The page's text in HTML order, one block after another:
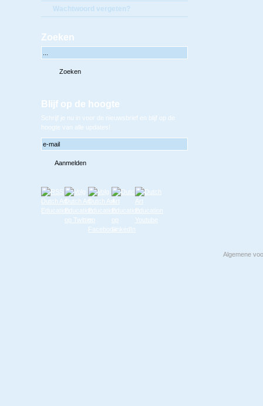
Wachtwoord vergeten?
Zoeken
Blijf op de hoogte
Schrijf je nu in voor de nieuwsbrief en blijf op de
hoogte van alle updates!
Algemene